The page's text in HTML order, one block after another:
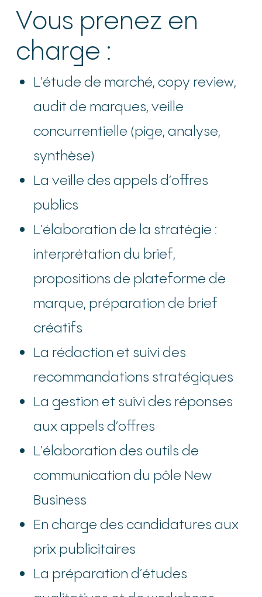
Vous prenez en
charge :
L’étude de marché, copy review,
audit de marques, veille
concurrentielle (pige, analyse,
synthèse)
La veille des appels d’offres
publics
L’élaboration de la stratégie :
interprétation du brief,
propositions de plateforme de
marque, préparation de brief
créatifs
La rédaction et suivi des
recommandations stratégiques
La gestion et suivi des réponses
aux appels d’offres
L’élaboration des outils de
communication du pôle New
Business
En charge des candidatures aux
prix publicitaires
La préparation d’études